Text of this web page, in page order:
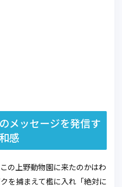
メッセージを発信す
感
の上野動物園に来たのかはわ
を捕まえて檻に入れ「絶対に